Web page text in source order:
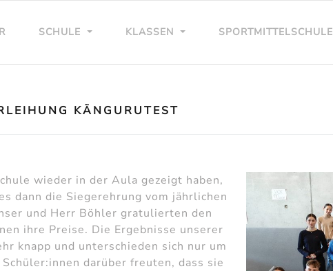
SCHULE KLASSEN SPORTMITTELSCHULE
KÄNGURUTEST
wieder in der Aula gezeigt haben,
dann die Siegerehrung vom jährlichen
und Herr Böhler gratulierten den
ihre Preise. Die Ergebnisse unserer
knapp und unterschieden sich nur um
darüber freuten, dass sie